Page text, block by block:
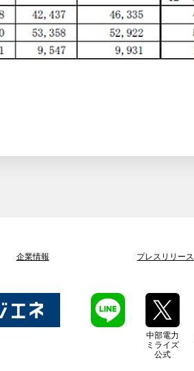
企業情報 プレスリリース
中部電力
ミライズ
公式